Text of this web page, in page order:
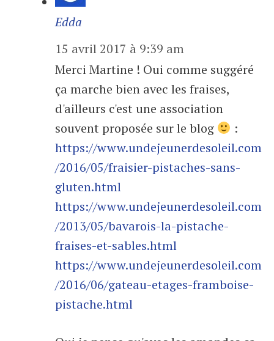
Edda
15 avril 2017 à 9:39 am
Merci Martine ! Oui comme suggéré
ça marche bien avec les fraises,
d'ailleurs c'est une association
souvent proposée sur le blog
:
https://www.undejeunerdesoleil.com
/2016/05/fraisier-pistaches-sans-
gluten.html
https://www.undejeunerdesoleil.com
/2013/05/bavarois-la-pistache-
fraises-et-sables.html
https://www.undejeunerdesoleil.com
/2016/06/gateau-etages-framboise-
pistache.html